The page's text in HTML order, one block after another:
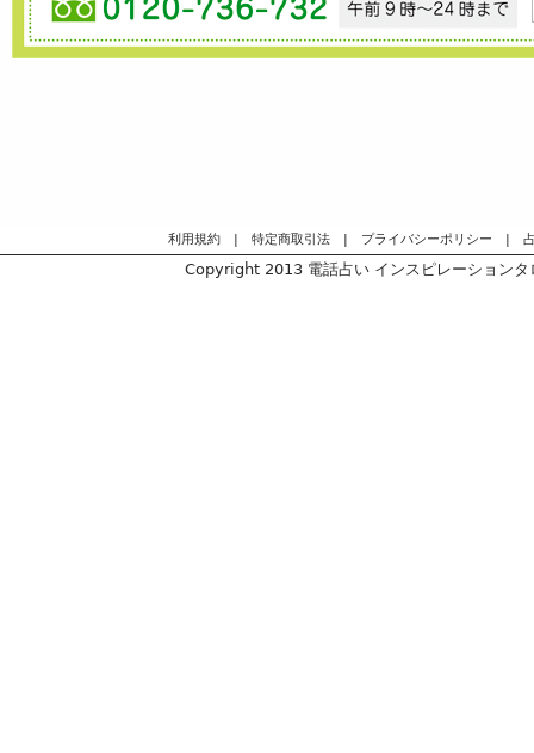
利用規約 | 特定商取引法 | プライバシーポリシー |
Copyright 2013 電話占い インスピレーション